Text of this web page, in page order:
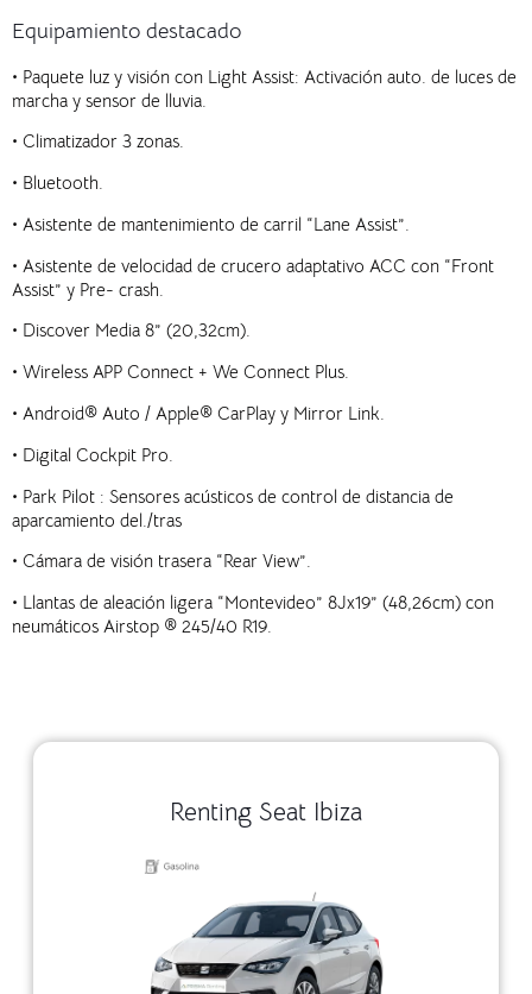
Equipamiento destacado
• Paquete luz y visión con Light Assist: Activación auto. de luces de
marcha y sensor de lluvia.
• Climatizador 3 zonas.
• Bluetooth.
• Asistente de mantenimiento de carril “Lane Assist”.
• Asistente de velocidad de crucero adaptativo ACC con “Front
Assist” y Pre- crash.
• Discover Media 8” (20,32cm).
• Wireless APP Connect + We Connect Plus.
• Android® Auto / Apple® CarPlay y Mirror Link.
• Digital Cockpit Pro.
• Park Pilot : Sensores acústicos de control de distancia de
aparcamiento del./tras
• Cámara de visión trasera “Rear View”.
• Llantas de aleación ligera “Montevideo” 8Jx19” (48,26cm) con
neumáticos Airstop ® 245/40 R19.
Renting Seat Ibiza